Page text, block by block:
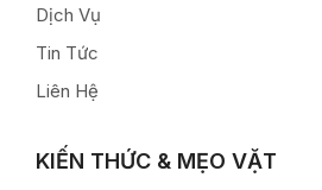
Dịch Vụ
Tin Tức
Liên Hệ
KIẾN THỨC & MẸO VẶT